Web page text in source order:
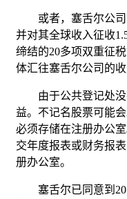
或者，塞舌尔公司
并对其全球收入征收
缔结的20多项双重征
体汇往塞舌尔公司的收
由于公共登记处没
益。不记名股票可能
必须存储在注册办公
交年度报表或财务报
册办公室。
塞舌尔已同意到